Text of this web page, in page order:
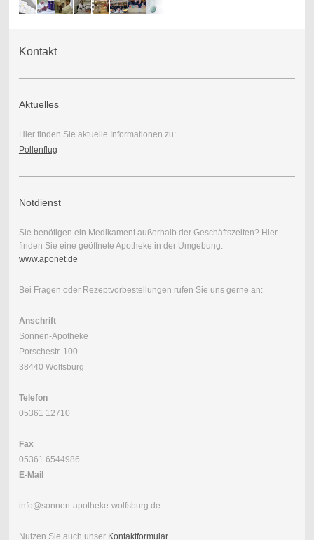
Kontakt
Aktuelles
Hier finden Sie aktuelle Informationen zu:
Pollenflug
Notdienst
Sie benötigen ein Medikament außerhalb der Geschäftszeiten? Hier
finden Sie eine geöffnete Apotheke in der Umgebung.
www.aponet.de
Bei Fragen oder Rezeptvorbestellungen rufen Sie uns gerne an:
Anschrift
Sonnen-Apotheke
Porschestr. 100
38440 Wolfsburg
Telefon
05361 12710
Fax
05361 6544986
E-Mail
info@sonnen-apotheke-wolfsburg.de
Nutzen Sie auch unser Kontaktformular.